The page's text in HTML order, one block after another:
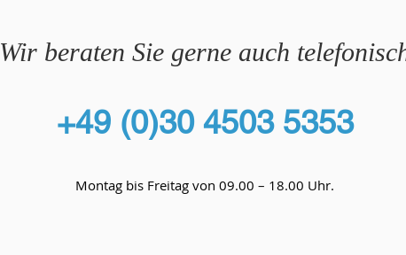
Wir beraten Sie gerne auch
+49 (0)30 4503 5353
Montag bis Freitag von 09.00 – 18.00 Uhr.